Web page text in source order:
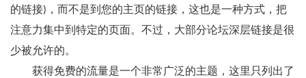
的链接)，而不是到您的主页的链接，这也是一种方式，把
注意力集中到特定的页面。不过，大部分论坛深层链接是很
少被允许的。
获得免费的流量是一个非常广泛的主题，这里只列出了